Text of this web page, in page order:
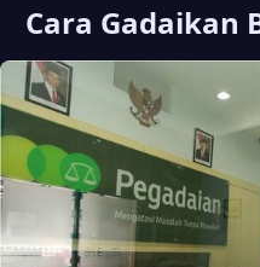
Cara Gadaikan